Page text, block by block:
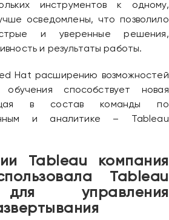
инструментов к одному,
осведомлены, что позволило
и уверенные решения,
и результаты работы.
Hat расширению возможностей
способствует новая
в состав команды по
и аналитике – Tableau
Tableau компания
Tableau
управления